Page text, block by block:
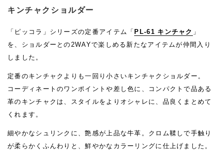
キンチャクショルダー
「ピッコラ」シリーズの定番アイテム「PL-61 キンチャク 」
を、ショルダーとの2WAYで楽しめる新たなアイテムが仲間入り
しました。
定番のキンチャクよりも一回り小さいキンチャクショルダー。
コーディネートのワンポイントや差し色に、コンパクトで品ある
革のキンチャクは、スタイルをよりオシャレに、品良くまとめて
くれます。
細やかなシュリンクに、艶感が上品な牛革。クロム鞣しで手触り
が柔らかくふんわりと、鮮やかなカラーリングに仕上げました。